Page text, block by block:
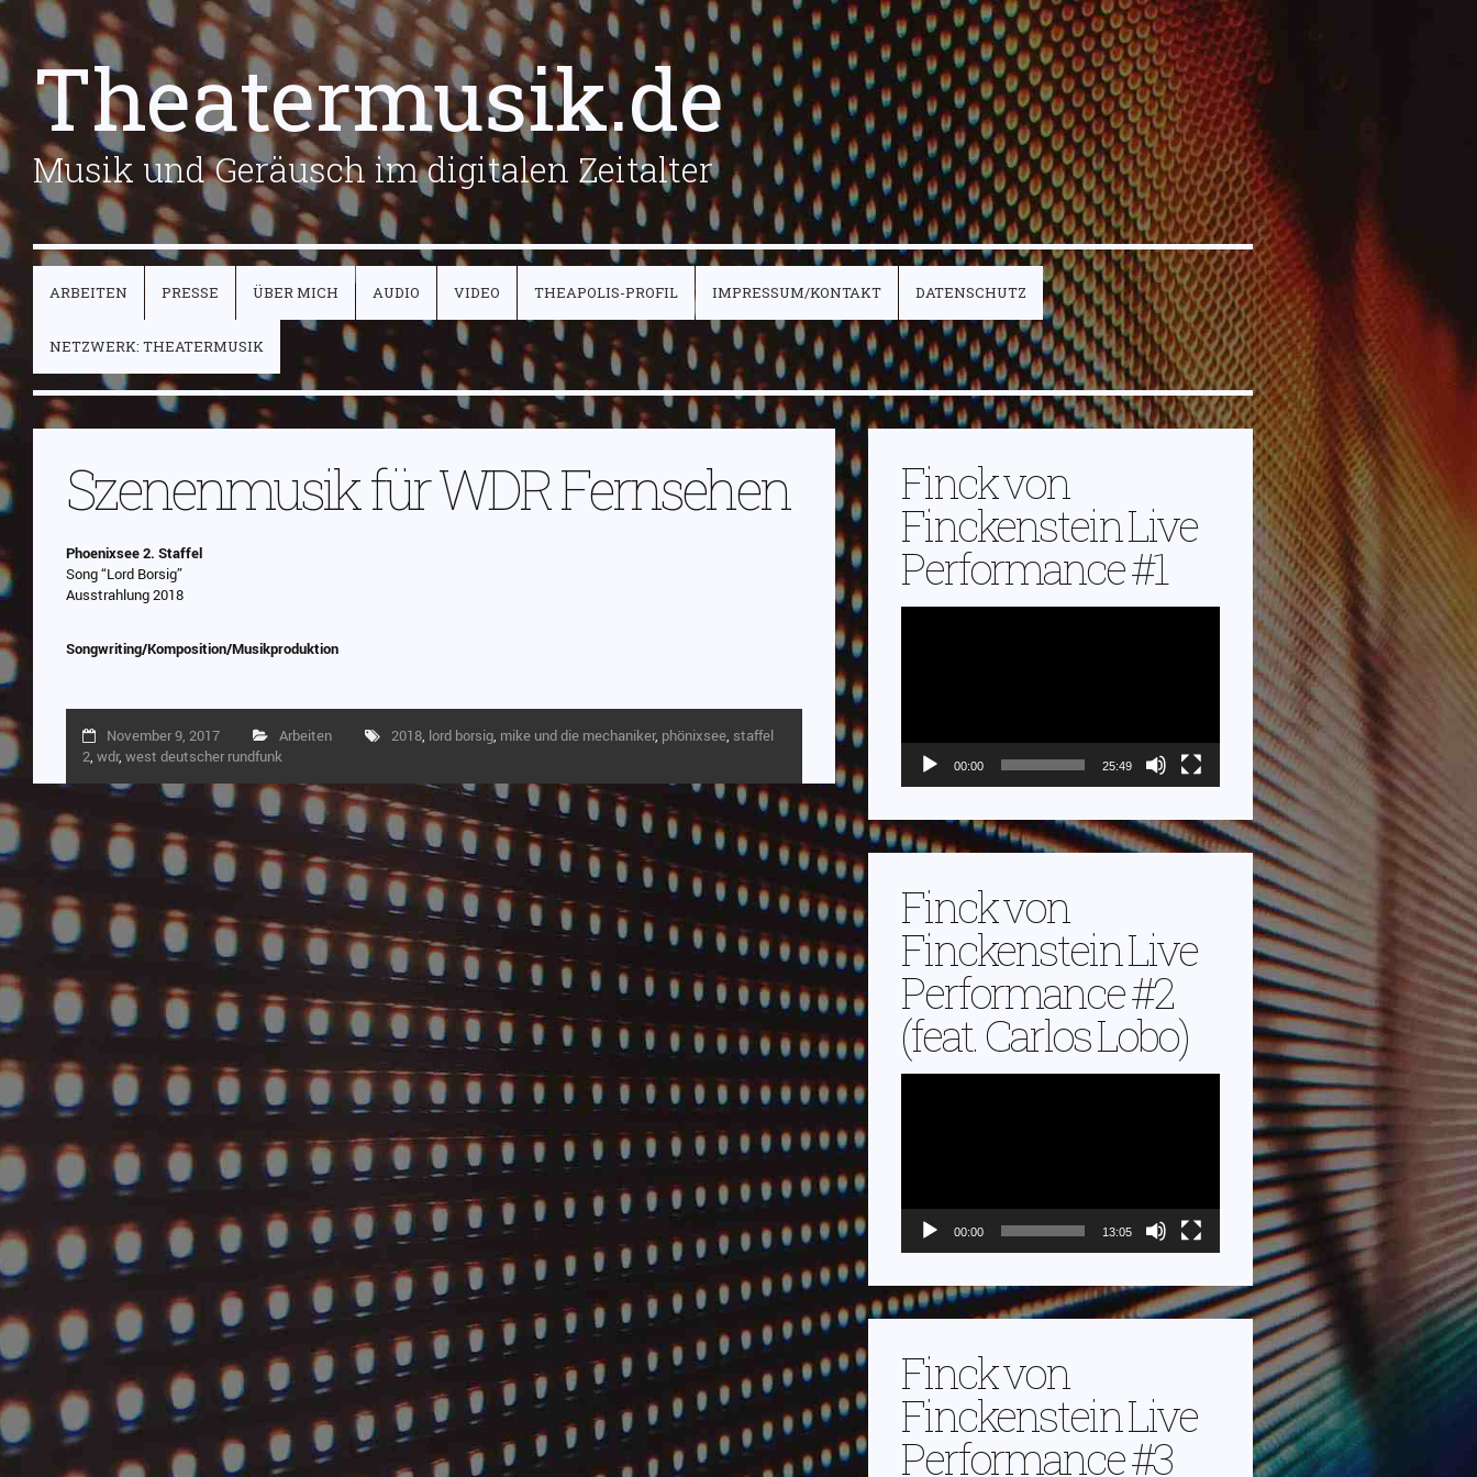
Theatermusik.de
Musik und Geräusch im digitalen Zeitalter
ARBEITEN PRESSE ÜBER MICH AUDIO VIDEO THEAPOLIS-PROFIL IMPRESSUM/KONTAKT DATENSCHUTZ
NETZWERK: THEATERMUSIK
Szenenmusik für WDR Fernsehen
Phoenixsee 2. Staffel
Song “Lord Borsig”
Ausstrahlung 2018
Songwriting/Komposition/Musikproduktion
November 9, 2017 Arbeiten 2018, lord borsig, mike und die mechaniker, phönixsee, staffel
2, wdr, west deutscher rundfunk
Finck von
Finckenstein Live
Performance #1
00:00 25:49
Finck von
Finckenstein Live
Performance #2
(feat. Carlos Lobo)
00:00 13:05
Finck von
Finckenstein Live
Performance #3